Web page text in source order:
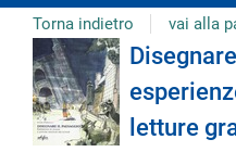
Torna indietro vai alla
Dettaglio
del
letture